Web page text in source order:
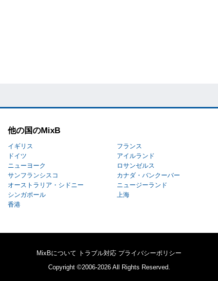
他の国のMixB
イギリス
フランス
ドイツ
アイルランド
ニューヨーク
ロサンゼルス
サンフランシスコ
カナダ・バンクーバー
オーストラリア・シドニー
ニュージーランド
シンガポール
上海
香港
MixBについて トラブル対応 プライバシーポリシー
Copyright ©2006-2026 All Rights Reserved.